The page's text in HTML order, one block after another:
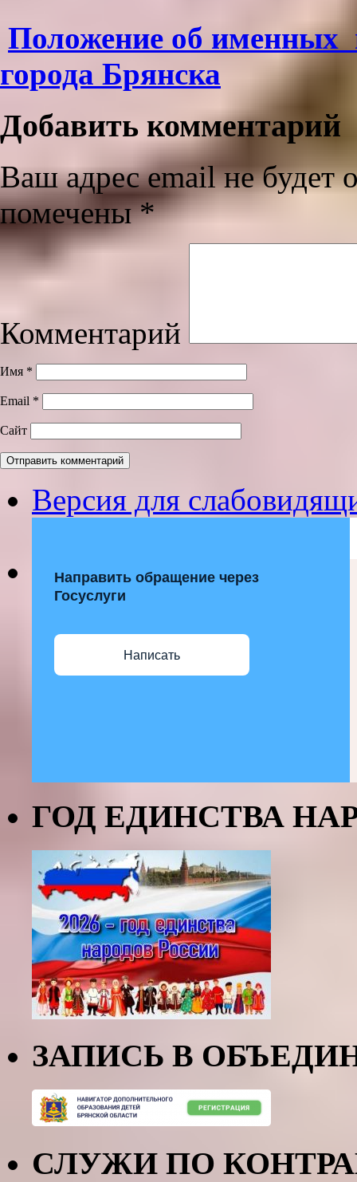
Положение об именных
города Брянска
Добавить комментарий
Ваш адрес email не будет
помечены*
Комментарий
Имя *
Email *
Сайт
Версия для
Направить обращение через
Госуслуги
Написать
ГОД ЕДИНСТВА
ЗАПИСЬ В
СЛУЖИ ПО